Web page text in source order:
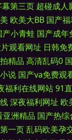
视频在线 91操操操
女91上 91抱起来打
岛国网站 免费的黄
产精品片 五月天精
码熟女 欧美精品一
第三页 超碰成人
欧美大BB 国产
产小青蛙 国产成年
观看网址 日韩免
精品 高清乱码0
说 国产va免费观
福利在线网站91
深夜福利网址 欧
亚洲精品 国产热综
一页乱码欧美孕